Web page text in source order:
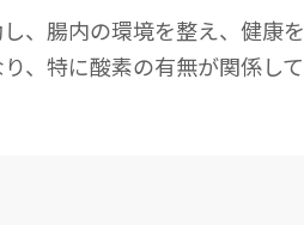
、腸内の環境を整え、健康
、特に酸素の有無が関係して